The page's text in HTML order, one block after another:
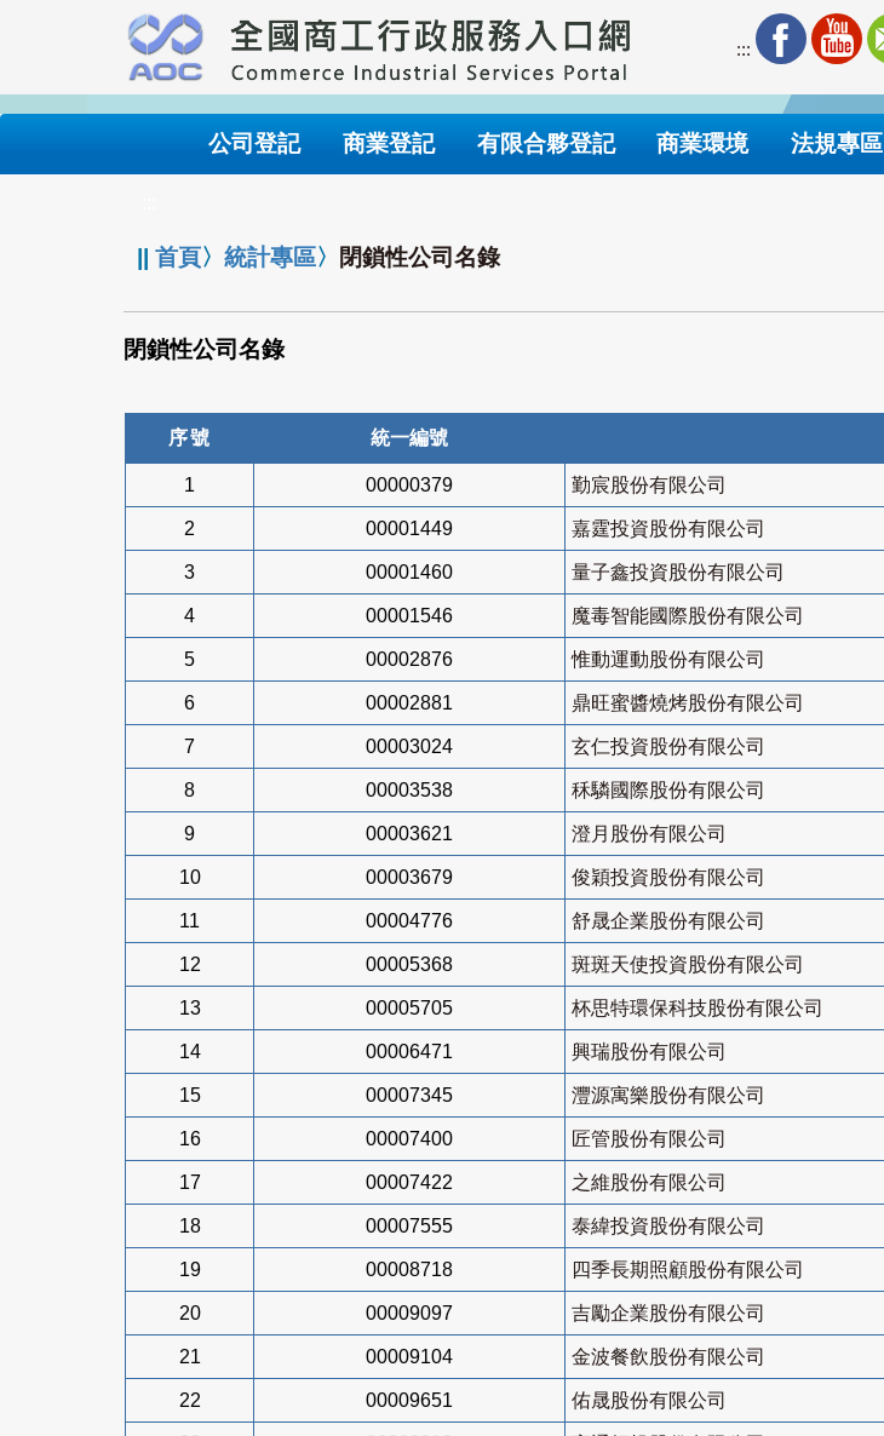
要
內
:::
公司登記 商業登記 有限合夥登記 商業環境 法規專區
||首頁〉統計專區〉 閉鎖性公司名錄
閉鎖性公司名錄
序號 統一編號
1 00000379 勤宸股份有限公司
2 00001449 嘉霆投資股份有限公司
3 00001460 量子鑫投資股份有限公司
4 00001546 魔毒智能國際股份有限公司
5 00002876 惟動運動股份有限公司
6 00002881 鼎旺蜜醬燒烤股份有限公司
7 00003024 玄仁投資股份有限公司
8 00003538 秝驎國際股份有限公司
9 00003621 澄月股份有限公司
10 00003679 俊穎投資股份有限公司
11 00004776 舒晟企業股份有限公司
12 00005368 斑斑天使投資股份有限公司
13 00005705 杯思特環保科技股份有限公司
14 00006471 興瑞股份有限公司
15 00007345 灃源寓樂股份有限公司
16 00007400 匠管股份有限公司
17 00007422 之維股份有限公司
18 00007555 泰緯投資股份有限公司
19 00008718 四季長期照顧股份有限公司
20 00009097 吉勵企業股份有限公司
21 00009104 金波餐飲股份有限公司
22 00009651 佑晟股份有限公司